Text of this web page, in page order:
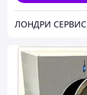
ЛОНДРИ СЕРВИС